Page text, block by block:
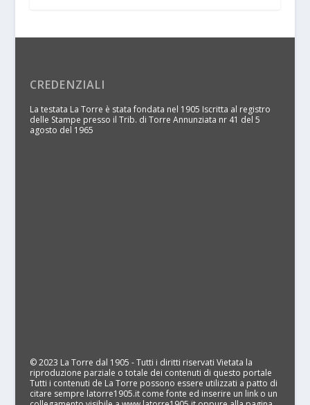
CREDENZIALI
La testata La Torre è stata fondata nel 1905 Iscritta al registro
delle Stampe presso il Trib. di Torre Annunziata nr 41 del 5
agosto del 1965
© 2023 La Torre dal 1905 - Tutti i diritti riservati Vietata la
riproduzione parziale o totale dei contenuti di questo portale
Tutti i contenuti de La Torre possono essere utilizzati a patto di
citare sempre latorre1905.it come fonte ed inserire un link o un